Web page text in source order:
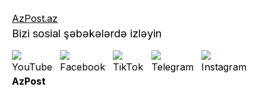
AzPost.az
Bizi sosial şəbəkələrdə izləyin
AzPost